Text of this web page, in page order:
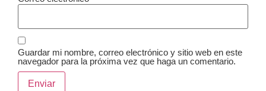
Guardar mi nombre, correo electrónico y sitio web en este
navegador para la próxima vez que haga un comentario.